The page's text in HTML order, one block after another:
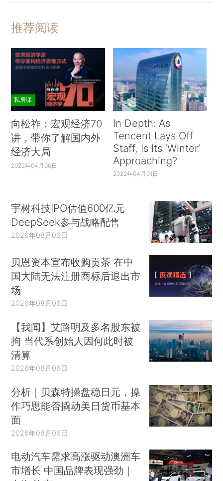
推荐阅读
私房课
向松祚：宏观经济70
讲，带你了解国内外
经济大局
2022年04月06日
In Depth: As
Tencent Lays Off
Staff, Is Its ‘Winter’
Approaching?
2022年04月01日
宇树科技IPO估值600亿元
DeepSeek参与战略配售
2026年08月06日
贝恩资本宣布收购贡茶 在中
国大陆无法注册商标后退出市
场
2026年08月06日
【我闻】艾路明及多名股东被
拘 当代系创始人因何此时被
清算
2026年08月06日
分析｜贝森特操盘稳日元，操
作巧思能否撬动美日货币基本
面
2026年08月06日
电动汽车需求高涨驱动澳洲车
市增长 中国品牌表现强劲｜